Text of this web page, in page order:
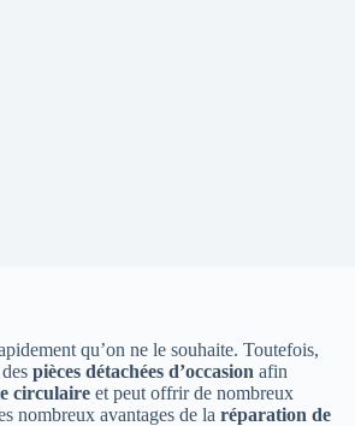
qu’on ne le souhaite. Toutefois,
pièces détachées d’occasion afin
circulaire et peut offrir de nombreux
nombreux avantages de la réparation de